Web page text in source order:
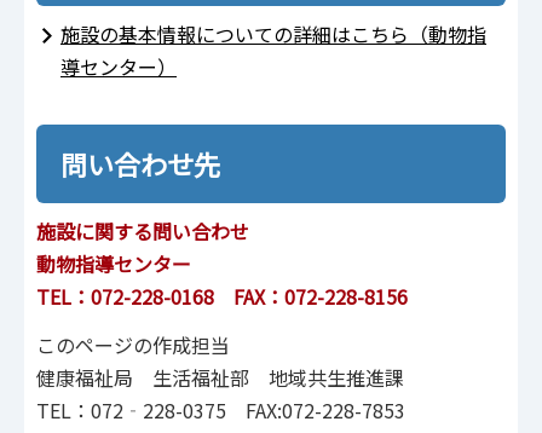
施設の基本情報についての詳細はこちら（動物指
導センター）
問い合わせ先
施設に関する問い合わせ
動物指導センター
TEL：072-228-0168 FAX：072-228-8156
このページの作成担当
健康福祉局 生活福祉部 地域共生推進課
TEL：072‐228-0375 FAX:072-228-7853